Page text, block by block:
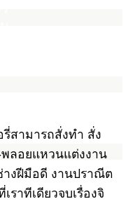
รี่สามารถสั่งทำ สั่ง
พลอยแหวนแต่งงาน
งฝีมือดี งานปราณีต
าทีเดียวจบเรื่องจิ